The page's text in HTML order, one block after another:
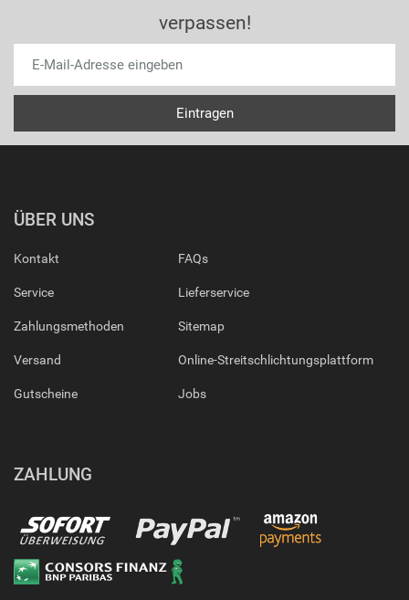
verpassen!
ÜBER UNS
Kontakt
Service
Zahlungsmethoden
Versand
Gutscheine
FAQs
Lieferservice
Sitemap
Online-Streitschlichtungsplattform
Jobs
ZAHLUNG